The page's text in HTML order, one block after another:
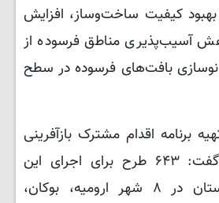
کیفیت ساخت‌وساز، افزایش
آسیب‌پذیری مناطق فرسوده از
بافت‌های فرسوده در سطح
برنامه اقدام مشترک بازآفرینی
شهری در استان، گفت: ۶۴۳ طرح برای اجرای این
برنامه در سطح استان در ۸ شهر ارومیه، بوکان،